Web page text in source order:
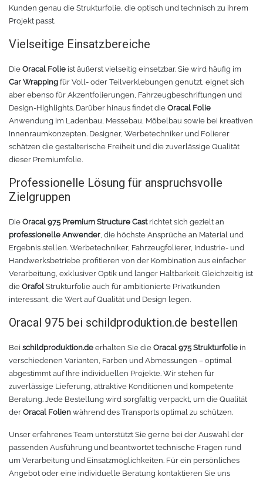
Kunden genau die Strukturfolie, die optisch und technisch zu ihrem
Projekt passt.
Vielseitige Einsatzbereiche
Die Oracal Folie ist äußerst vielseitig einsetzbar. Sie wird häufig im
Car Wrapping für Voll- oder Teilverklebungen genutzt, eignet sich
aber ebenso für Akzentfolierungen, Fahrzeugbeschriftungen und
Design-Highlights. Darüber hinaus findet die Oracal Folie
Anwendung im Ladenbau, Messebau, Möbelbau sowie bei kreativen
Innenraumkonzepten. Designer, Werbetechniker und Folierer
schätzen die gestalterische Freiheit und die zuverlässige Qualität
dieser Premiumfolie.
Professionelle Lösung für anspruchsvolle
Zielgruppen
Die Oracal 975 Premium Structure Castrichtet sich gezielt an
professionelle Anwender, die höchste Ansprüche an Material und
Ergebnis stellen. Werbetechniker, Fahrzeugfolierer, Industrie- und
Handwerksbetriebe profitieren von der Kombination aus einfacher
Verarbeitung, exklusiver Optik und langer Haltbarkeit. Gleichzeitig ist
die Orafol Strukturfolie auch für ambitionierte Privatkunden
interessant, die Wert auf Qualität und Design legen.
Oracal 975 bei schildproduktion.de bestellen
Bei schildproduktion.de erhalten Sie die Oracal 975 Strukturfolie in
verschiedenen Varianten, Farben und Abmessungen – optimal
abgestimmt auf Ihre individuellen Projekte. Wir stehen für
zuverlässige Lieferung, attraktive Konditionen und kompetente
Beratung. Jede Bestellung wird sorgfältig verpackt, um die Qualität
der Oracal Folien während des Transports optimal zu schützen.
Unser erfahrenes Team unterstützt Sie gerne bei der Auswahl der
passenden Ausführung und beantwortet technische Fragen rund
um Verarbeitung und Einsatzmöglichkeiten. Für ein persönliches
Angebot oder eine individuelle Beratung kontaktieren Sie uns